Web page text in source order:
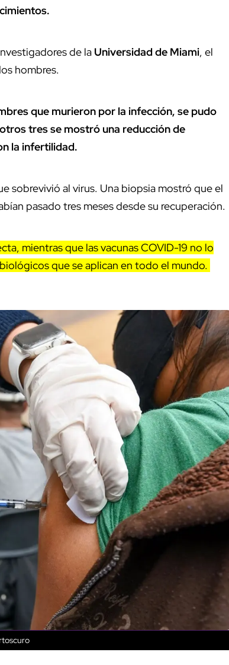
de la Universidad de Miami, el
hombres.
que murieron por la infección, se pudo
tres se mostró una reducción de
la infertilidad.
sobrevivió al virus. Una biopsia mostró que el
pasado tres meses desde su recuperación.
mientras que las vacunas COVID-19 no lo
que se aplican en todo el mundo.